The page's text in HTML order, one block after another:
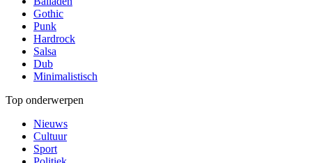
Gothic
Punk
Hardrock
Salsa
Dub
Minimalistisch
Top onderwerpen
Nieuws
Cultuur
Sport